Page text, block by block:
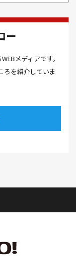
カニ(7）
(1）
(5）
）
ティ(1）
ー
メディアです。
ろを紹介していま